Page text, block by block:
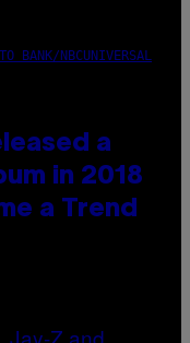
BANK/NBCUNIVERSAL
a
in 2018
a Trend